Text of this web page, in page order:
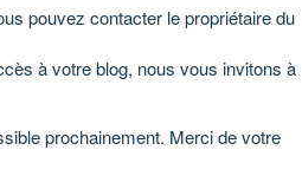
pouvez contacter le propriétaire du
à votre blog, nous vous invitons à
prochainement. Merci de votre